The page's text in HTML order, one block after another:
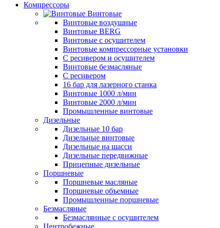
Компрессоры
Винтовые
Винтовые воздушные
Винтовые BERG
Винтовые с осушителем
Винтовые компрессорные установки
C ресивером и осушителем
Винтовые безмасляные
C ресивером
16 бар для лазерного станка
Винтовые 1000 л/мин
Винтовые 2000 л/мин
Промышленные винтовые
Дизельные
Дизельные 10 бар
Дизельные винтовые
Дизельные на шасси
Дизельные передвижные
Прицепные дизельные
Поршневые
Поршневые масляные
Поршневые объемные
Промышленные поршневые
Безмасляные
Безмаслянные с осушителем
Центробежные